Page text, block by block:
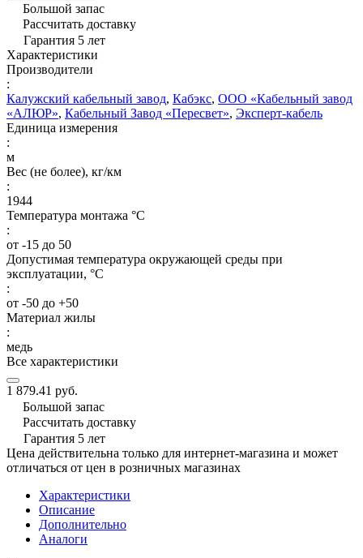
Большой запас
Рассчитать доставку
Гарантия 5 лет
Характеристики
Производители
:
Калужский кабельный завод, Кабэкс, ООО «Кабельный завод
«АЛЮР», Кабельный Завод «Пересвет», Эксперт-кабель
Единица измерения
:
м
Вес (не более), кг/км
:
1944
Температура монтажа °C
:
от -15 до 50
Допустимая температура окружающей среды при
эксплуатации, °C
:
от -50 до +50
Материал жилы
:
медь
Все характеристики
1 879.41 руб.
Большой запас
Рассчитать доставку
Гарантия 5 лет
Цена действительна только для интернет-магазина и может
отличаться от цен в розничных магазинах
Характеристики
Описание
Дополнительно
Аналоги